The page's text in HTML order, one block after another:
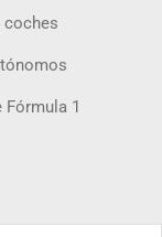
coches
Fórmula 1